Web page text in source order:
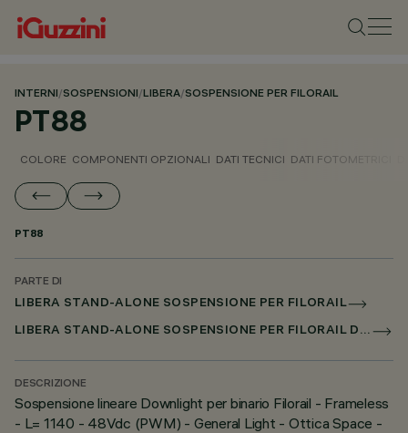
INTERNI/SOSPENSIONI/LIBERA/SOSPENSIONE PER FILORAIL
PT88
COLORE COMPONENTI OPZIONALI DATI TECNICI DATI FOTOMETRICI
PT88
PARTE DI
LIBERA STAND-ALONE SOSPENSIONE PER FILORAIL
LIBERA STAND-ALONE SOSPENSIONE PER FILORAIL DALI BROADCAST
DESCRIZIONE
Sospensione lineare Downlight per binario Filorail - Frameless
- L= 1140 - 48Vdc (PWM) - General Light - Ottica Space -